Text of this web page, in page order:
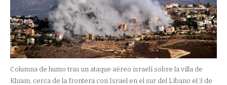
Columna de humo tras un ataque aéreo israelí sobre la villa de
Khiam, cerca de la frontera con Israel en el sur del Líbano el 3 de